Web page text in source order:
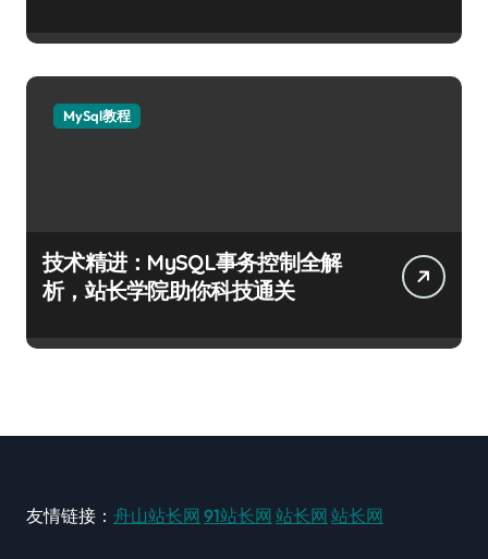
MySql教程
技术精进：MySQL事务控制全解
析，站长学院助你科技通关
友情链接： 舟山站长网 91站长网 站长网 站长网